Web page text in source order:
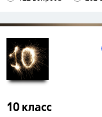
10 класс